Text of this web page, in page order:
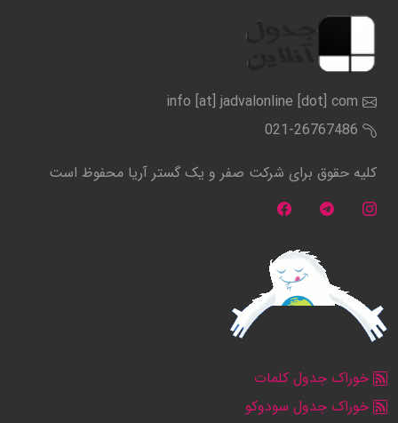
info [at] jadvalonline [dot] com
021-26767486
کلیه حقوق برای شرکت صفر و یک گستر آریا محفوظ است
خوراک جدول کلمات
خوراک جدول سودوکو